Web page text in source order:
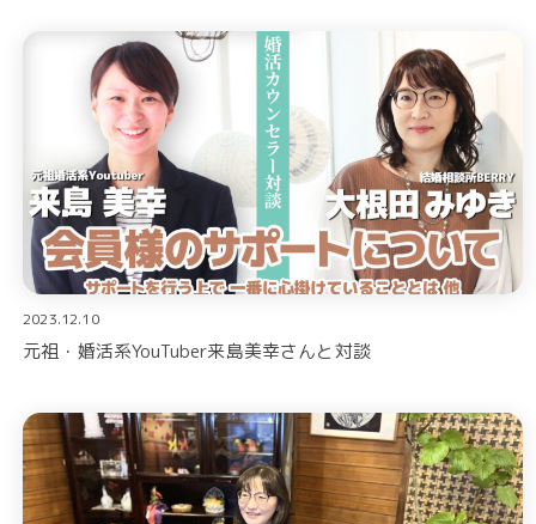
2023.12.10
元祖・婚活系YouTuber来島美幸さんと対談